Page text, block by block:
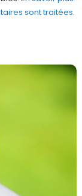
sont traitées.